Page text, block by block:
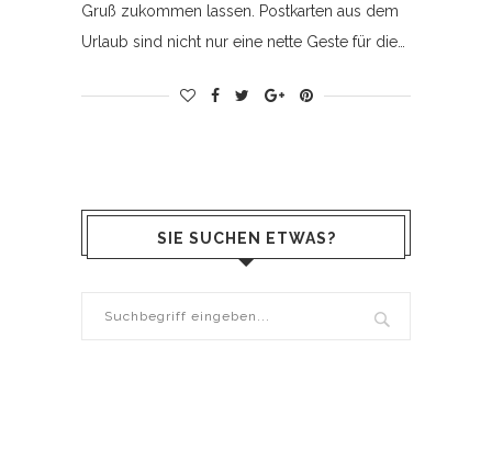
Gruß zukommen lassen. Postkarten aus dem
Urlaub sind nicht nur eine nette Geste für die…
SIE SUCHEN ETWAS?